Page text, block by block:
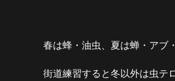
春は蜂・油虫、夏は蝉・アブ
街道練習すると冬以外は虫テ